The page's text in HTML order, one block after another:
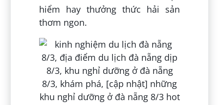
hiểm hay thưởng thức hải sản
thơm ngon.